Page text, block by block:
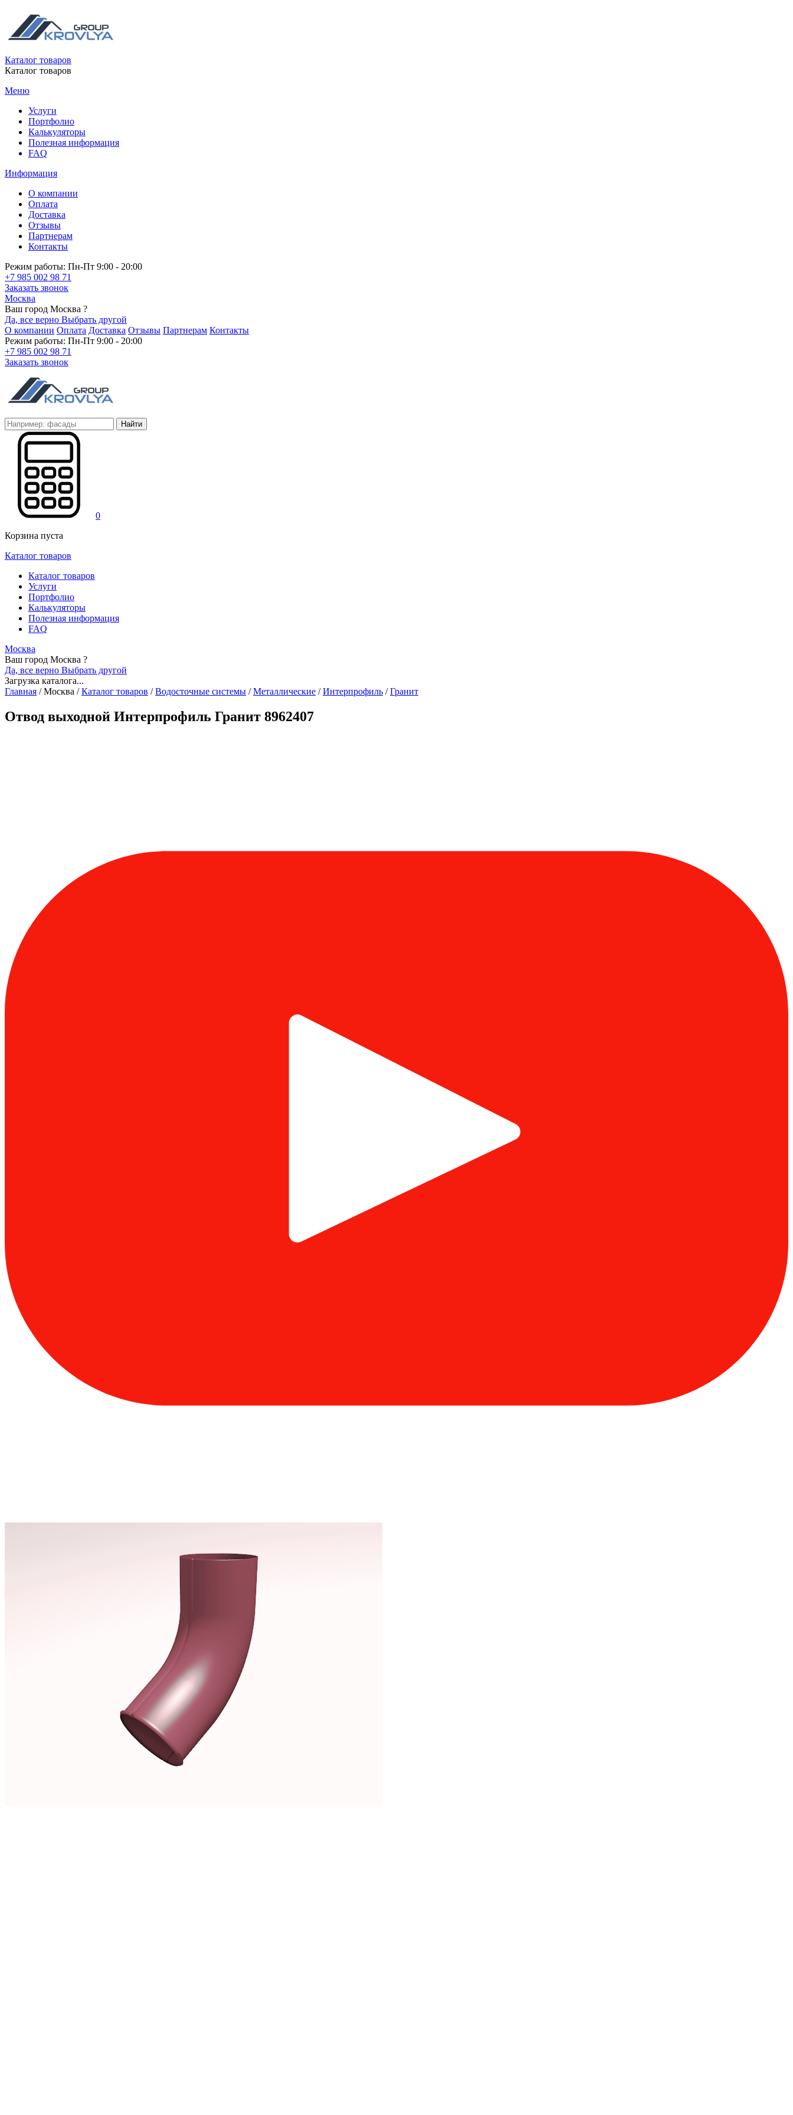
Каталог товаров
Каталог товаров
Меню
Услуги
Портфолио
Калькуляторы
Полезная информация
FAQ
Информация
О компании
Оплата
Доставка
Отзывы
Партнерам
Контакты
Режим работы: Пн-Пт 9:00 - 20:00
+7 985 002 98 71
Заказать звонок
Москва
Ваш город Москва ?
Да, все верно Выбрать другой
О компании Оплата Доставка Отзывы Партнерам Контакты
Режим работы: Пн-Пт 9:00 - 20:00
+7 985 002 98 71
Заказать звонок
Найти
0
Корзина пуста
Каталог товаров
Каталог товаров
Услуги
Портфолио
Калькуляторы
Полезная информация
FAQ
Москва
Ваш город Москва ?
Да, все верно Выбрать другой
Загрузка каталога...
Главная /Москва / Каталог товаров / Водосточные системы / Металлические / Интерпрофиль / Гранит
Отвод выходной Интерпрофиль Гранит 8962407